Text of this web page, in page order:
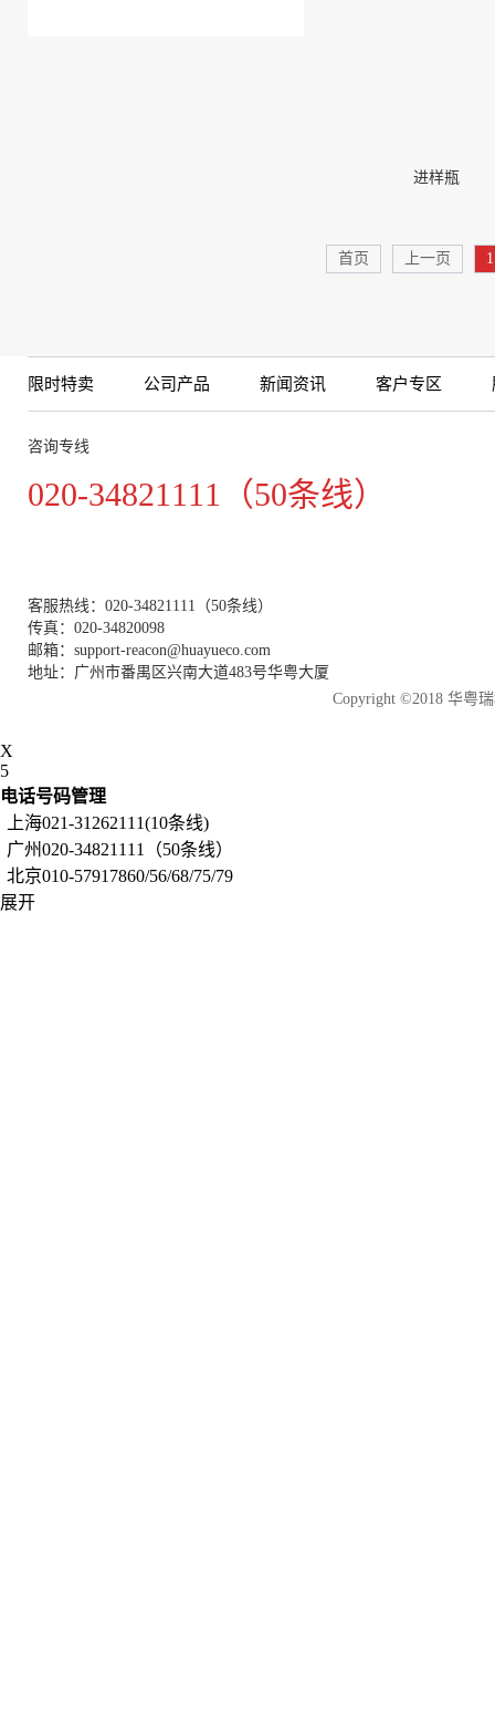
进样瓶
首页 上一页 1
限时特卖 公司产品 新闻资讯 客户专区
咨询专线
020-34821111（50条线）
客服热线：020-34821111（50条线）
传真：020-34820098
邮箱：support-reacon@huayueco.com
地址：广州市番禺区兴南大道483号华粤大厦
Copyright ©2018 华粤
X
5
电话号码管理
上海021-31262111(10条线)
广州020-34821111（50条线）
北京010-57917860/56/68/75/79
展开